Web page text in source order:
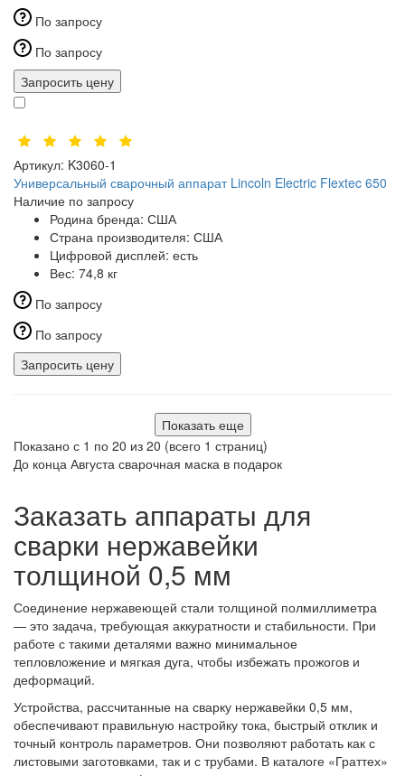
По запросу
По запросу
Запросить цену
Артикул: K3060-1
Универсальный сварочный аппарат Lincoln Electric Flextec 650
Наличие по запросу
Родина бренда: США
Страна производителя: США
Цифровой дисплей: есть
Вес: 74,8 кг
По запросу
По запросу
Запросить цену
Показать еще
Показано с 1 по 20 из 20 (всего 1 страниц)
До конца Августа сварочная маска в подарок
Заказать аппараты для
сварки нержавейки
толщиной 0,5 мм
Соединение нержавеющей стали толщиной полмиллиметра
— это задача, требующая аккуратности и стабильности. При
работе с такими деталями важно минимальное
тепловложение и мягкая дуга, чтобы избежать прожогов и
деформаций.
Устройства, рассчитанные на сварку нержавейки 0,5 мм,
обеспечивают правильную настройку тока, быстрый отклик и
точный контроль параметров. Они позволяют работать как с
листовыми заготовками, так и с трубами. В каталоге «Граттех»